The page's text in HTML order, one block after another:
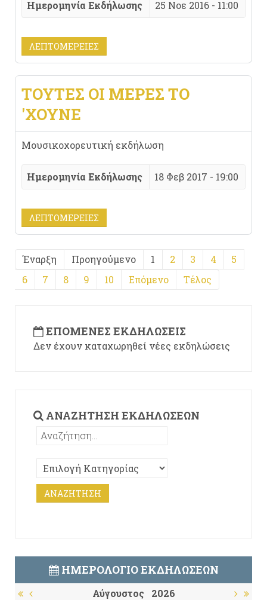
Ημερομηνία Εκδήλωσης 25 Νοε 2016 - 11:00
ΛΕΠΤΟΜΈΡΕΙΕΣ
ΤΟΥΤΕΣ ΟΙ ΜΕΡΕΣ ΤΟ
'ΧΟΥΝΕ
Μουσικοχορευτική εκδήλωση
Ημερομηνία Εκδήλωσης 18 Φεβ 2017 - 19:00
ΛΕΠΤΟΜΈΡΕΙΕΣ
Έναρξη Προηγούμενο 1 2 3 4
5
6
7 8 9 10 Επόμενο Τέλος
ΕΠΌΜΕΝΕΣ ΕΚΔΗΛΏΣΕΙΣ
Δεν έχουν καταχωρηθεί νέες εκδηλώσεις
ΑΝΑΖΉΤΗΣΗ ΕΚΔΗΛΏΣΕΩΝ
ΗΜΕΡΟΛΌΓΙΟ ΕΚΔΗΛΏΣΕΩΝ
Αύγουστος 2026